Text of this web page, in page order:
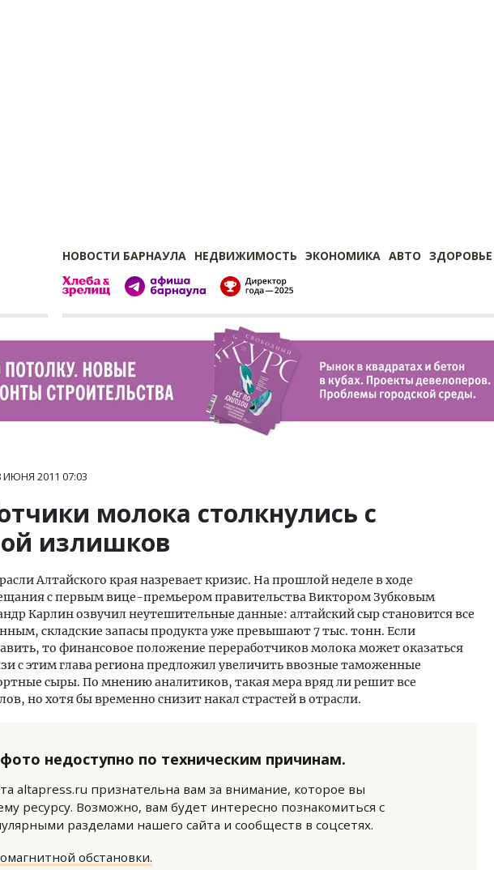
НОВОСТИ БАРНАУЛА НЕДВИЖИМОСТЬ ЭКОНОМИКА АВТО ЗДОРОВЬЕ
ИЮНЯ 2011 07:03
молока столкнулись с
излишков
Алтайского края назревает кризис. На прошлой неделе в ходе
с первым вице-премьером правительства Виктором Зубковым
Карлин озвучил неутешительные данные: алтайский сыр становится все
складские запасы продукта уже превышают 7 тыс. тонн. Если
то финансовое положение переработчиков молока может оказаться
с этим глава региона предложил увеличить ввозные таможенные
сыры. По мнению аналитиков, такая мера вряд ли решит все
но хотя бы временно снизит накал страстей в отрасли.
недоступно по техническим причинам.
altapress.ru признательна вам за внимание, которое вы
ресурсу. Возможно, вам будет интересно познакомиться с
разделами нашего сайта и сообществ в соцсетях.
обстановки.
Смелость архитектурных идей.